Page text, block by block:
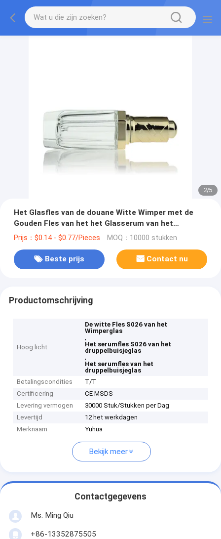
2/5
Het Glasfles van de douane Witte Wimper met de
Gouden Fles van het het Glasserum van het
Aluminiumdruppelbuisje voor Huidzorg S026
Prijs：$0.14 - $0.77/Pieces MOQ：10000 stukken
Beste prijs Contact nu
Productomschrijving
Hoog licht
De witte Fles S026 van het
Wimperglas
,
Het serumfles S026 van het
druppelbuisjeglas
,
Het serumfles van het
druppelbuisjeglas
Betalingscondities
T/T
Certificering
CE MSDS
Levering vermogen
30000 Stuk/Stukken per Dag
Levertijd
12 het werkdagen
Merknaam
Yuhua
Bekijk meer
Contactgegevens
Ms. Ming Qiu
+86-13352875505